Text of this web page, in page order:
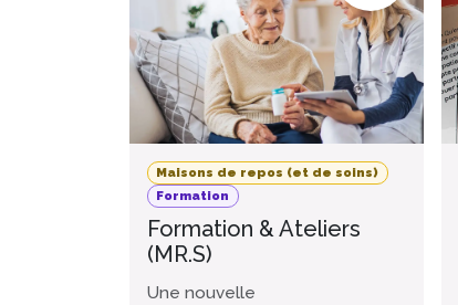
Maisons de repos (et de soins)
Formation
Formation & Ateliers
(MR.S)
Une nouvelle